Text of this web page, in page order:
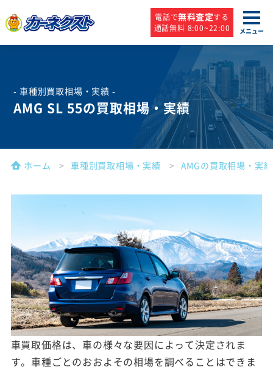
電話で無料査定する
通話無料 8:00~22:00
メニュー
- 車種別買取相場・実績 -
AMG SL 55の買取相場・実績
ホーム 車種別買取相場・実績 AMGの買取相場・実績
車買取価格は、車の様々な要因によって決定されま
す。車種ごとのおおよその相場を調べることはできま